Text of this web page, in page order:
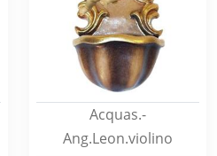
Acquas.-
Ang.Leon.violino